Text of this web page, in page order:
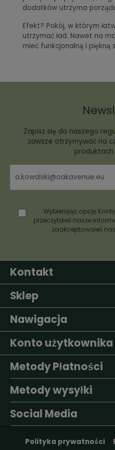
dodatków utrzyma
Efekt? Pokój, w którym
utrzymać ład. Nawet na
mieć funkcjonalną i piękną
Zapisz się do naszego
zawsze otrzymywać na
Wybierając opcję
przeczytałeś nasze
zaakceptowałeś
Kontakt
Sklep
Nawigacja
Konto użytkownika
Metody Płatności
Metody wysyłki
Social Media
Polityka prywatności